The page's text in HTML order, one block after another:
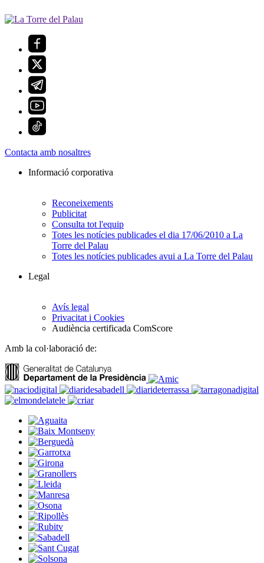
Contacta amb nosaltres
Informació corporativa
Reconeixements
Publicitat
Consulta tot l'equip
Totes les notícies publicades el dia 17/06/2010 a La
Torre del Palau
Totes les notícies publicades avui a La Torre del Palau
Legal
Avís legal
Privacitat i Cookies
Audiència certificada ComScore
Amb la col·laboració de: